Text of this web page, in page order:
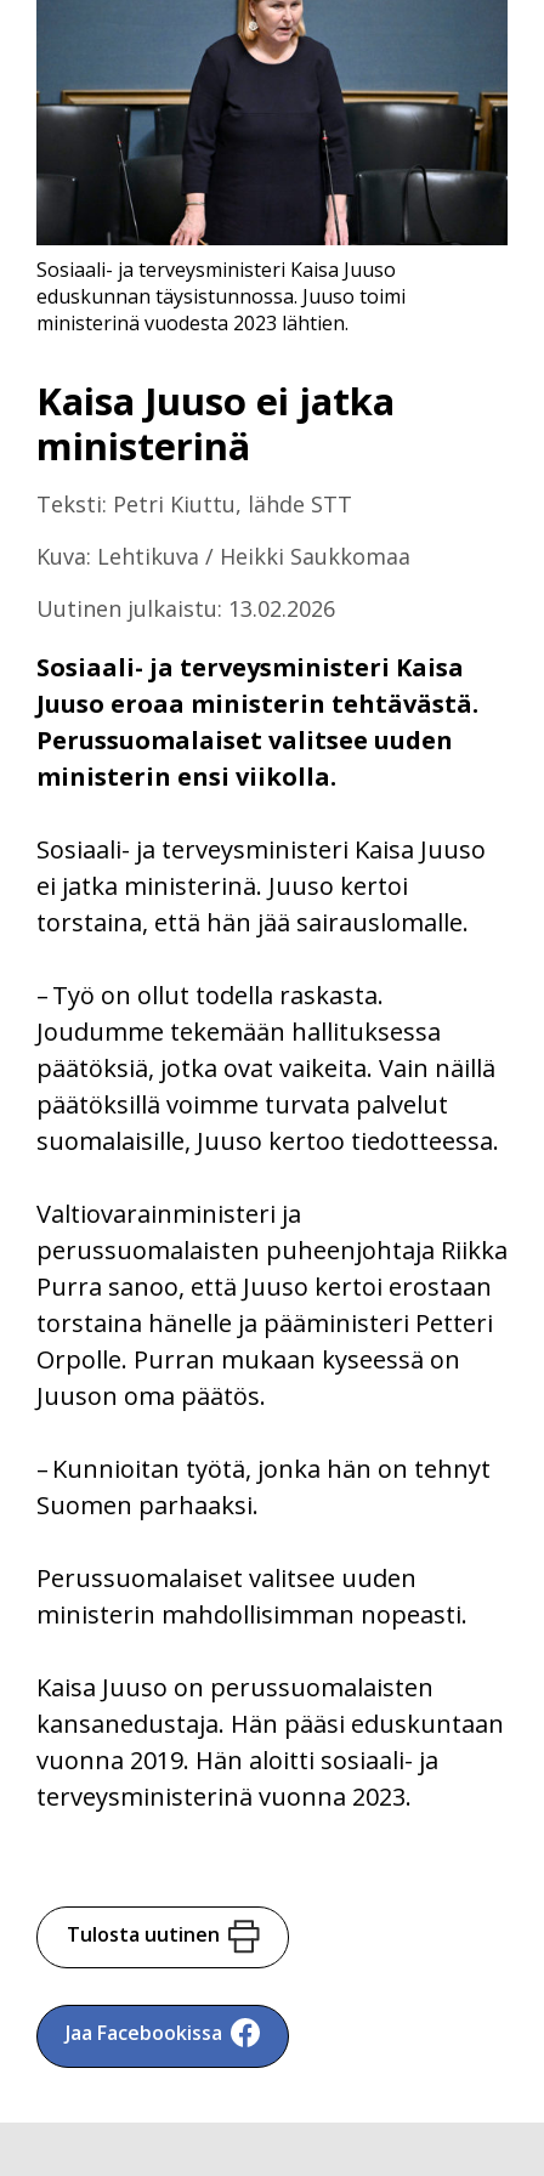
Kaisa Juuso ei jatka
ministerinä
Teksti: Petri Kiuttu, lähde STT
Kuva: Lehtikuva / Heikki Saukkomaa
Uutinen julkaistu: 13.02.2026
Sosiaali- ja terveysministeri Kaisa
Juuso eroaa ministerin tehtävästä.
Perussuomalaiset valitsee uuden
ministerin ensi viikolla.
Sosiaali- ja terveysministeri Kaisa Juuso
eduskunnan täysistunnossa. Juuso toimi
ministerinä vuodesta 2023 lähtien.
Sosiaali- ja terveysministeri Kaisa Juuso
ei jatka ministerinä. Juuso kertoi
torstaina, että hän jää sairauslomalle.
– Työ on ollut todella raskasta.
Joudumme tekemään hallituksessa
päätöksiä, jotka ovat vaikeita. Vain näillä
päätöksillä voimme turvata palvelut
suomalaisille, Juuso kertoo tiedotteessa.
Valtiovarainministeri ja
perussuomalaisten puheenjohtaja Riikka
Purra sanoo, että Juuso kertoi erostaan
torstaina hänelle ja pääministeri Petteri
Orpolle. Purran mukaan kyseessä on
Juuson oma päätös.
– Kunnioitan työtä, jonka hän on tehnyt
Suomen parhaaksi.
Perussuomalaiset valitsee uuden
ministerin mahdollisimman nopeasti.
Kaisa Juuso on perussuomalaisten
kansanedustaja. Hän pääsi eduskuntaan
vuonna 2019. Hän aloitti sosiaali- ja
terveysministerinä vuonna 2023.
Tulosta uutinen
Jaa Facebookissa